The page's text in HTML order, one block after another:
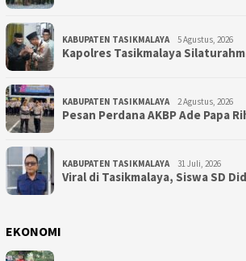
KABUPATEN TASIKMALAYA 5 Agustus, 2026
Kapolres Tasikmalaya
KABUPATEN TASIKMALAYA 2 Agustus, 2026
Pesan Perdana AKBP Ade Papa
KABUPATEN TASIKMALAYA 31 Juli, 2026
Viral di Tasikmalaya, Siswa SD
EKONOMI